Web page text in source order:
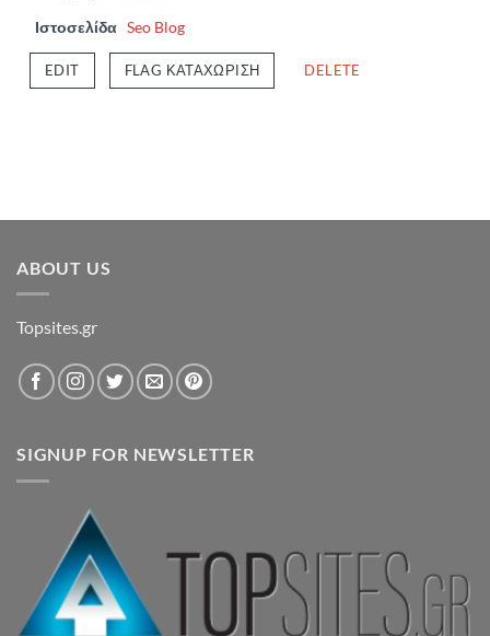
Ιστοσελίδα Seo Blog
EDIT FLAG ΚΑΤΑΧΏΡΙΣΗ DELETE
ABOUT US
Topsites.gr
SIGNUP FOR NEWSLETTER